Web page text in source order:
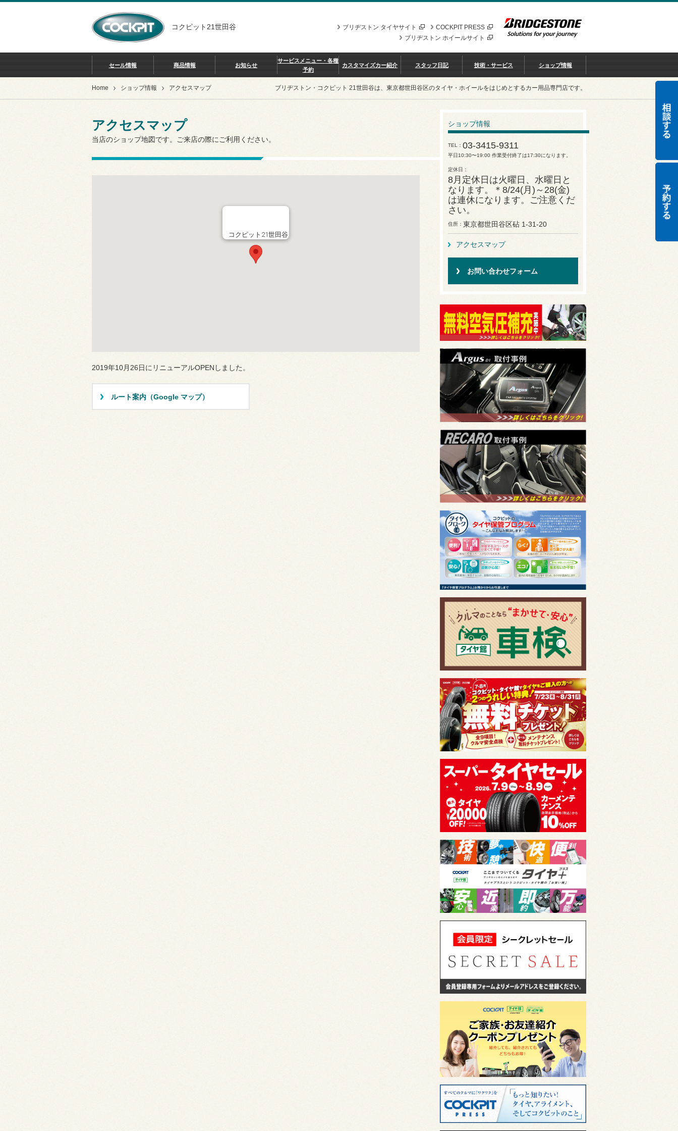
コクピット21世田谷 COCKPIT PRESS
ブリヂストン タイヤサイト
ブリヂストン ホイールサイト
セール情報 商品情報 お知らせ
サービスメニュー・各種
予約
カスタマイズカー紹介 スタッフ日記 技術・サービス ショップ情報
Home ショップ情報 アクセスマップ ブリヂストン・コクピット 21世田谷は、東京都世田谷区のタイヤ・ホイールをはじめとするカー用品専門店です。
アクセスマップ
当店のショップ地図です。ご来店の際にご利用ください。
コクピット21世田谷
2019年10月26日にリニューアルOPENしました。
ルート案内（Google マップ）
ショップ情報
TEL 03-3415-9311
平日10:30〜19:00 作業受付終了は17:30になります。
定休日
8月定休日は火曜日、水曜日と
なります。＊8/24(月)～28(金)
は連休になります。ご注意くだ
さい。
住所 東京都世田谷区砧 1-31-20
アクセスマップ
お問い合わせフォーム